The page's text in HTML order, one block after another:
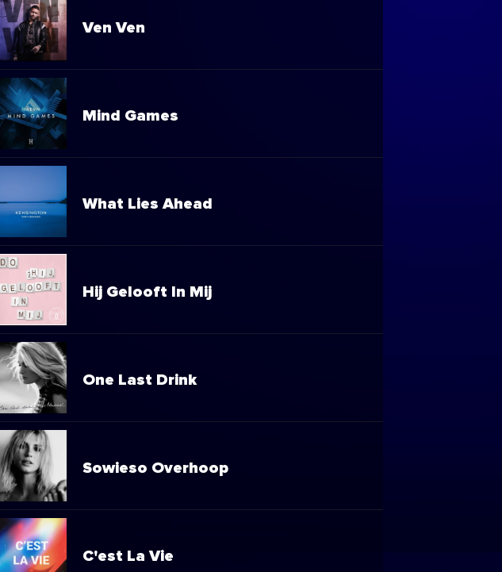
Ven Ven
Mind Games
What Lies Ahead
Hij Gelooft In Mij
One Last Drink
Sowieso Overhoop
C'est La Vie